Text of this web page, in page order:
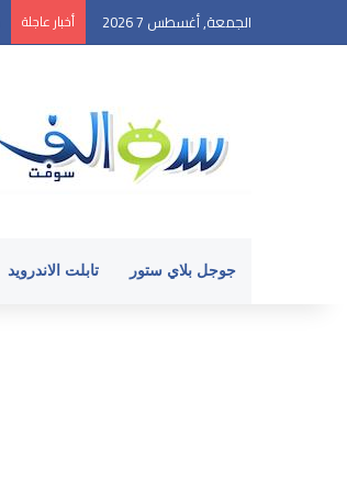
الجمعة, أغسطس 7 2026 أخبار عاجلة
جوجل بلاي ستور تابلت الاندرويد